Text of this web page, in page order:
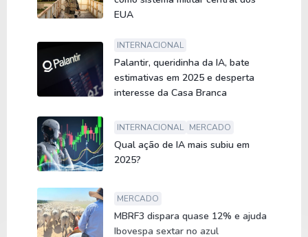
EUA
INTERNACIONAL
Palantir, queridinha da IA, bate
estimativas em 2025 e desperta
interesse da Casa Branca
INTERNACIONAL MERCADO
Qual ação de IA mais subiu em
2025?
MERCADO
MBRF3 dispara quase 12% e ajuda
Ibovespa sextar no azul